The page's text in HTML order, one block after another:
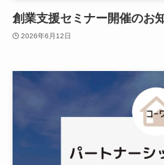
創業支援セミナー開催のお
2026年6月12日